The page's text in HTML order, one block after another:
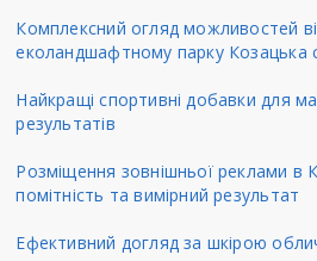
Комплексний огляд можливостей
еколандшафтному парку Козацька
Найкращі спортивні добавки для
результатів
Розміщення зовнішньої реклами в
помітність та вимірний результат
Ефективний догляд за шкірою